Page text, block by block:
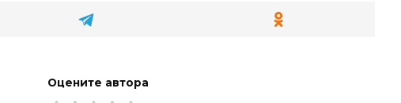
Оцените автора